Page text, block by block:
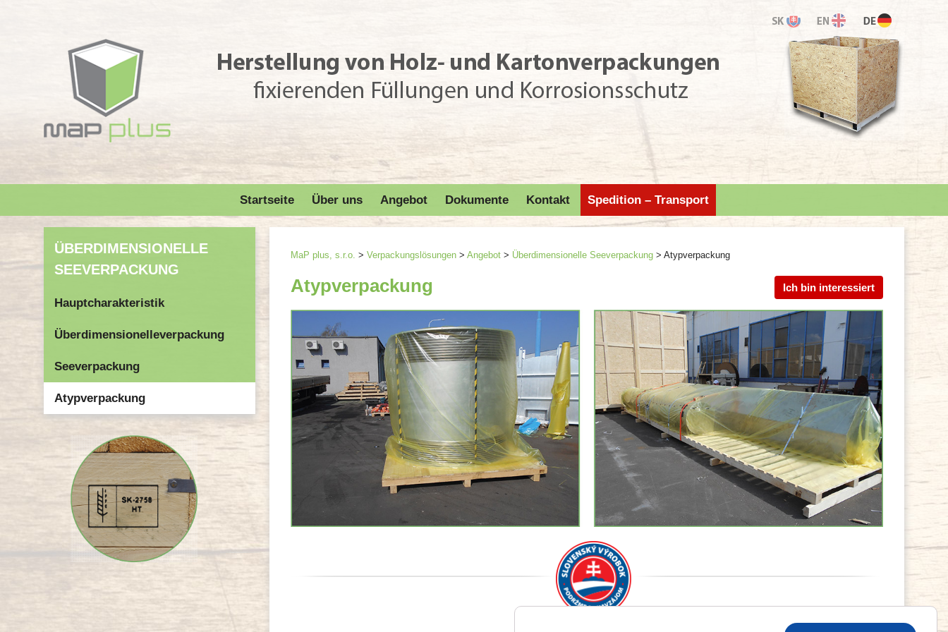
Startseite Über uns Angebot Dokumente Kontakt Spedition – Transport
ÜBERDIMENSIONELLE
SEEVERPACKUNG
Hauptcharakteristik
Überdimensionelleverpackung
Seeverpackung
Atypverpackung
MaP plus, s.r.o. > Verpackungslösungen > Angebot > Überdimensionelle Seeverpackung > Atypverpackung
Ich bin interessiert
Atypverpackung